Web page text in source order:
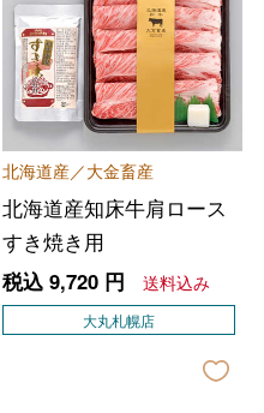
北海道産／大金畜産
北海道産知床牛肩ロース
すき焼き用
税込 9,720円 送料込み
大丸札幌店